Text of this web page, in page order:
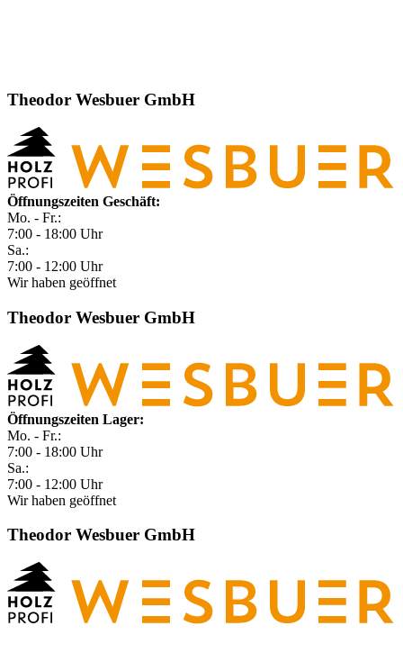
Theodor Wesbuer GmbH
Öffnungszeiten Geschäft:
Mo. - Fr.:
7:00 - 18:00 Uhr
Sa.:
7:00 - 12:00 Uhr
Wir haben geöffnet
Theodor Wesbuer GmbH
Öffnungszeiten Lager:
Mo. - Fr.:
7:00 - 18:00 Uhr
Sa.:
7:00 - 12:00 Uhr
Wir haben geöffnet
Theodor Wesbuer GmbH